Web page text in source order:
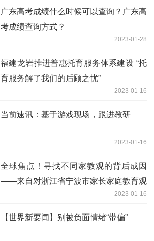
广东高考成绩什么时候可以查询？广东高
考成绩查询方式？
2023-01-28
福建龙岩推进普惠托育服务体系建设 “托
育服务解了我们的后顾之忧”
2023-01-16
当前速讯：基于游戏现场，跟进教研
2023-01-16
全球焦点！寻找不同家教观的背后成因
——来自对浙江省宁波市家长家庭教育观
2023-01-16
【世界新要闻】别被负面情绪“带偏”